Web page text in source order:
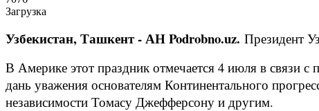
Загрузка
Узбекистан, Ташкент - АН Podrobno.uz. Президент
В Америке этот праздник отмечается 4 июля в связи
дань уважения основателям Континентального
независимости Томасу Джефферсону и другим.